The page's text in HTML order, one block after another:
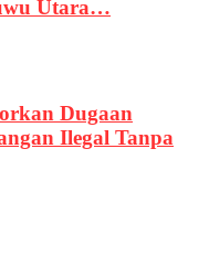
Utara…
Dugaan
Ilegal Tanpa